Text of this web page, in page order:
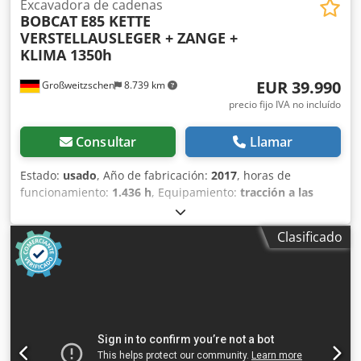
Großweitzschen 8.739 km
Excavadora de cadenas
BOBCAT E85 KETTE
VERSTELLAUSLEGER + ZANGE +
KLIMA 1350h
EUR 39.990
precio fijo IVA no incluído
Consultar Llamar
Estado: usado, Año de fabricación: 2017, horas de
funcionamiento: 1.436 h, Equipamiento: tracción a las
, Ofrecemos una máquina E85 poco común,
no procedente de una empresa de construcción pequeña,
con aire acondicionado. Dcsdpezr Avvefx Ab Ajk * BRAZO
EXTENDIBLE con PINZA/DEDO * Pala hidráulica para
excavación, disponible como opción, en stock con un
Revisión general en 2025 en BOBCAT. * Motor diésel de 44
Clasificado